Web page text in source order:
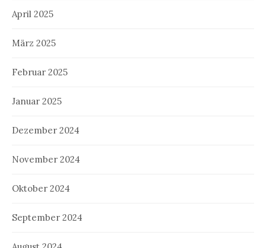
April 2025
März 2025
Februar 2025
Januar 2025
Dezember 2024
November 2024
Oktober 2024
September 2024